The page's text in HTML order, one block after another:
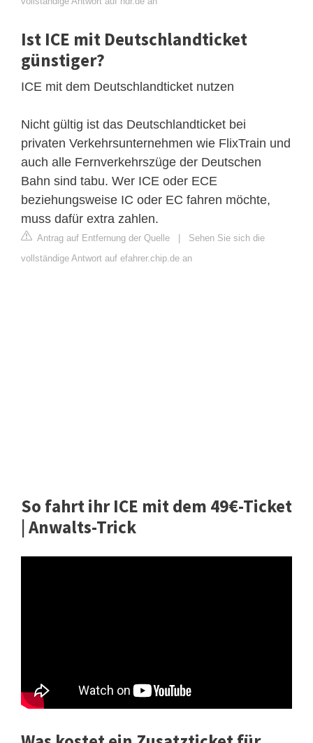
Ist ICE mit Deutschlandticket
günstiger?
ICE mit dem Deutschlandticket nutzen
Nicht gültig ist das Deutschlandticket bei
privaten Verkehrsunternehmen wie FlixTrain und
auch alle Fernverkehrszüge der Deutschen
Bahn sind tabu. Wer ICE oder ECE
beziehungsweise IC oder EC fahren möchte,
muss dafür extra zahlen.
Antrag auf Entfernung der Quelle
Sehen Sie sich die
vollständige Antwort auf efahrer.chip.de an
So fahrt ihr ICE mit dem 49€-Ticket
| Anwalts-Trick